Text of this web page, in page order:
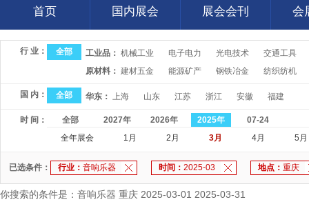
首页
首页
国内展会
国内展会
展会会刊
展会会刊
会
会
行 业： 全部 工业品： 机械工业 电子电力 光电技术
交通工具
原材料： 建材五金 能源矿产 钢铁冶金 纺织纺机
国 内： 全部 华东： 上海 山东 江苏 浙江 安徽 福建
时 间： 全部 2027年 2026年 2025年
07-24
全年展会
1月 2月 3月 4月 5月
已选条件： 行业： 音响乐器 时间： 2025-03 地点： 重庆
你搜索的条件是：音响乐器 重庆 2025-03-01 2025-03-31